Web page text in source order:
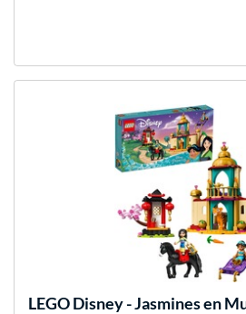
LEGODisney - Jasmines en